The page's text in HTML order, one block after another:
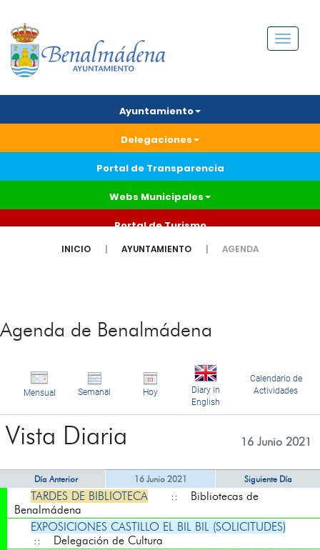
Menú
Ayuntamiento
Delegaciones
Portal de Transparencia
Webs Municipales
Portal de Turismo
INICIO AYUNTAMIENTO AGENDA
Agenda de Benalmádena
Mensual Semanal Hoy
Diary in
English
Calendario de
Actividades
Vista Diaria 16 Junio 2021
Día Anterior 16 Junio 2021 Siguiente Día
TARDES DE BIBLIOTECA
:: Bibliotecas de
Benalmádena
EXPOSICIONES CASTILLO EL BIL BIL (SOLICITUDES)
:: Delegación de Cultura